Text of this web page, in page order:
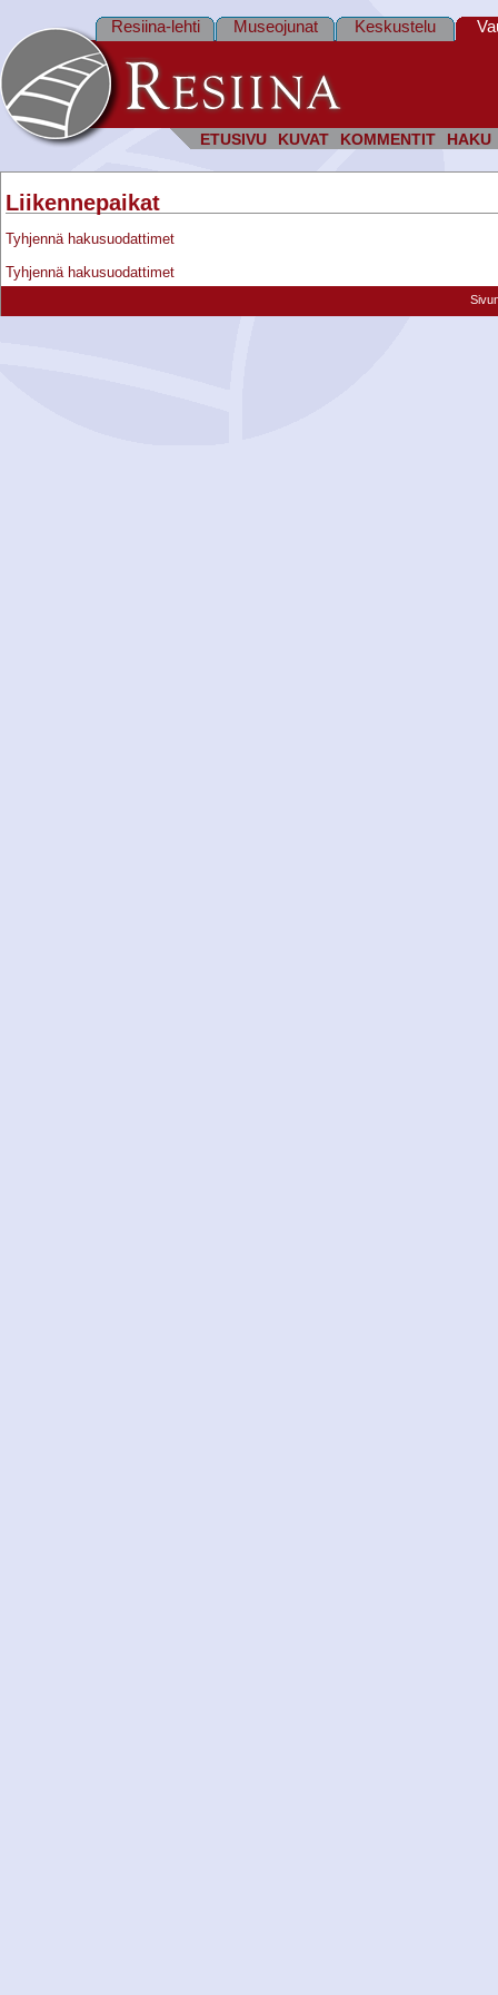
ETUSIVU KUVAT KOMMENTIT HAKU
Resiina-lehti Museojunat Keskustelu
Liikennepaikat
Tyhjennä hakusuodattimet
Tyhjennä hakusuodattimet